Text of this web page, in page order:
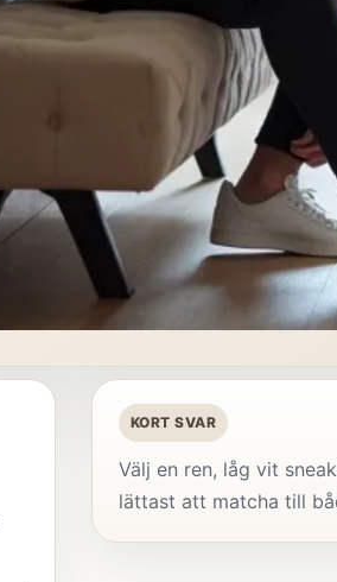
KORT SVAR
Välj en ren, låg vit
lättast att matcha till